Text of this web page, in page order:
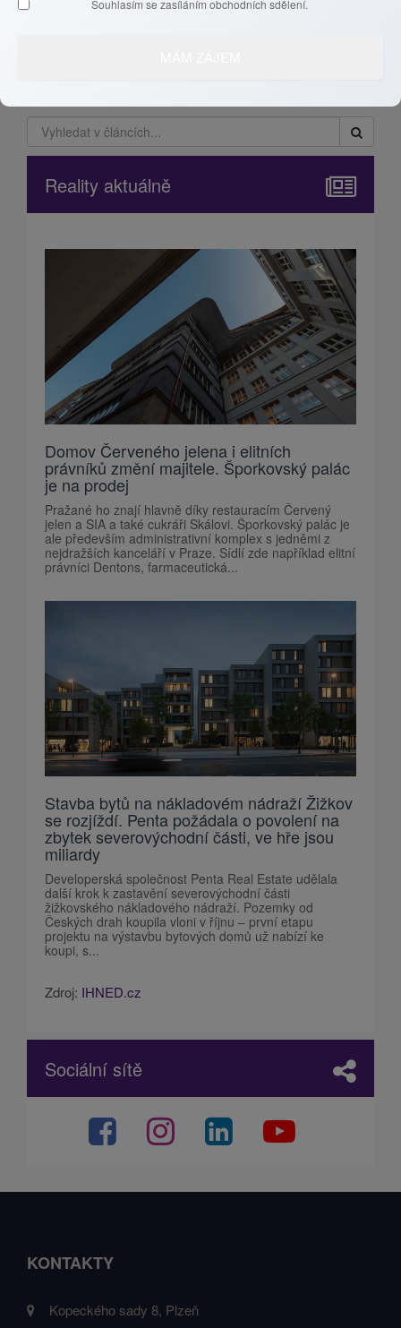
Reality aktuálně
Domov Červeného jelena i elitních
právníků změní majitele. Šporkovský palác
je na prodej
Pražané ho znají hlavně díky restauracím Červený
jelen a SIA a také cukráři Skálovi. Šporkovský palác je
ale především administrativní komplex s jedněmi z
nejdražších kanceláří v Praze. Sídlí zde například elitní
právníci Dentons, farmaceutická...
Stavba bytů na nákladovém nádraží Žižkov
se rozjíždí. Penta požádala o povolení na
zbytek severovýchodní části, ve hře jsou
miliardy
Developerská společnost Penta Real Estate udělala
další krok k zastavění severovýchodní části
žižkovského nákladového nádraží. Pozemky od
Českých drah koupila vloni v říjnu – první etapu
projektu na výstavbu bytových domů už nabízí ke
koupi, s...
Zdroj: IHNED.cz
Sociální sítě
KONTAKTY
Kopeckého sady 8, Plzeň
Souhlasím se zasíláním obchodních sdělení.